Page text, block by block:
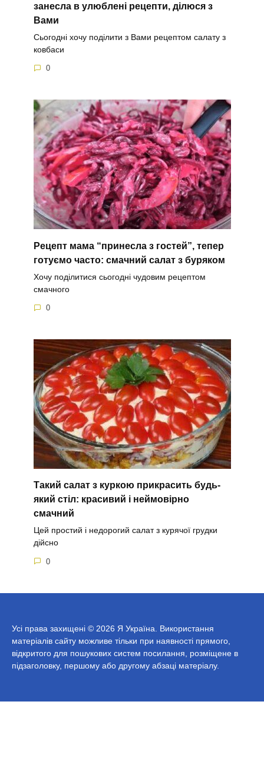
занесла в улюблені рецепти, ділюся з
Вами
Сьогодні хочу поділити з Вами рецептом салату з
ковбаси
0
Рецепт мама “принесла з гостей”, тепер
готуємо часто: смачний салат з буряком
Хочу поділитися сьогодні чудовим рецептом
смачного
0
Такий салат з куркою прикрасить будь-
який стіл: красивий і неймовірно
смачний
Цей простий і недорогий салат з курячої грудки
дійсно
0
Усі права захищені © 2026 Я Україна. Використання
матеріалів сайту можливе тільки при наявності прямого,
відкритого для пошукових систем посилання, розміщене в
підзаголовку, першому або другому абзаці матеріалу.